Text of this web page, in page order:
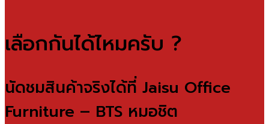
เลือกกันได้ไหมครับ ?
นัดชมสินค้าจริงได้ที่ Jaisu Office
Furniture – BTS หมอชิต